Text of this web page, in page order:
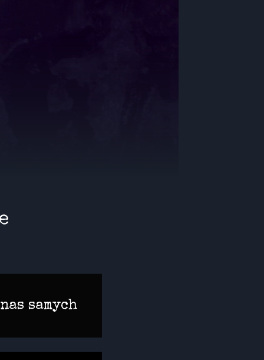
samych